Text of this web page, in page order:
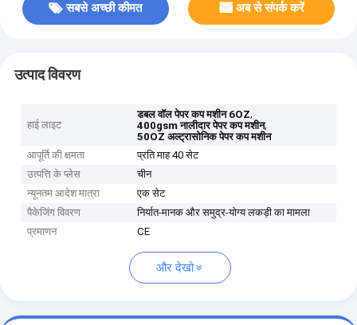
सबसे अच्छी कीमत अब से संपर्क करें
उत्पाद विवरण
हाई लाइट
डबल वॉल पेपर कप मशीन 6OZ,
400gsm नालीदार पेपर कप मशीन,
50OZ अल्ट्रासोनिक पेपर कप मशीन
आपूर्ति की क्षमता
प्रति माह 40 सेट
उत्पत्ति के प्लेस
चीन
न्यूनतम आदेश मात्रा
एक सेट
पैकेजिंग विवरण
निर्यात-मानक और समुद्र-योग्य लकड़ी का मामला
प्रमाणन
CE
और देखो